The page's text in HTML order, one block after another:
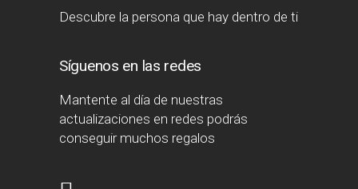
Descubre la persona que hay dentro de ti
Síguenos en las redes
Mantente al día de nuestras
actualizaciones en redes podrás
conseguir muchos regalos